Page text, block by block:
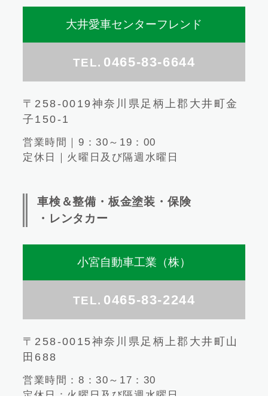
大井愛車センターフレンド
TEL. 0465-83-6644
〒258-0019神奈川県足柄上郡大井町金
子150-1
営業時間｜9：30～19：00
定休日｜火曜日及び隔週水曜日
車検＆整備・板金塗装・保険
・レンタカー
小宮自動車工業（株）
TEL. 0465-83-2244
〒258-0015神奈川県足柄上郡大井町山
田688
営業時間：8：30～17：30
定休日：火曜日及び隔週水曜日